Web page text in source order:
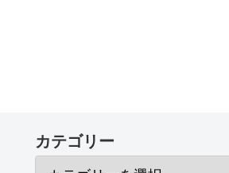
カテゴリー